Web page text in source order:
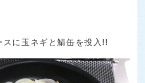
スに玉ネギと鯖缶を投入!!